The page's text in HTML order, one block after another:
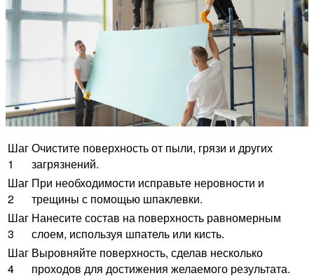
Шаг
1
Очистите поверхность от пыли, грязи и других
загрязнений.
Шаг
2
При необходимости исправьте неровности и
трещины с помощью шпаклевки.
Шаг
3
Нанесите состав на поверхность равномерным
слоем, используя шпатель или кисть.
Шаг
4
Выровняйте поверхность, сделав несколько
проходов для достижения желаемого результата.